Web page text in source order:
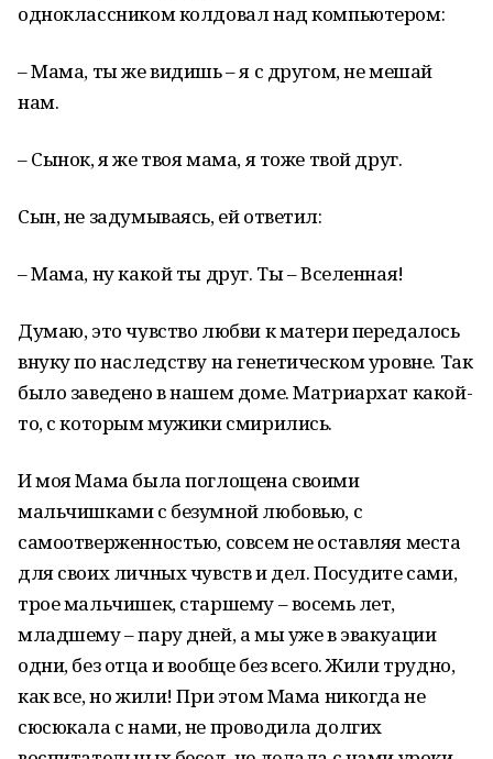
одноклассником колдовал над компьютером:
– Мама, ты же видишь – я с другом, не мешай
нам.
– Сынок, я же твоя мама, я тоже твой друг.
Сын, не задумываясь, ей ответил:
– Мама, ну какой ты друг. Ты – Вселенная!
Думаю, это чувство любви к матери передалось
внуку по наследству на генетическом уровне. Так
было заведено в нашем доме. Матриархат какой-
то, с которым мужики смирились.
И моя Мама была поглощена своими
мальчишками с безумной любовью, с
самоотверженностью, совсем не оставляя места
для своих личных чувств и дел. Посудите сами,
трое мальчишек, старшему – восемь лет,
младшему – пару дней, а мы уже в эвакуации
одни, без отца и вообще без всего. Жили трудно,
как все, но жили! При этом Мама никогда не
сюсюкала с нами, не проводила долгих